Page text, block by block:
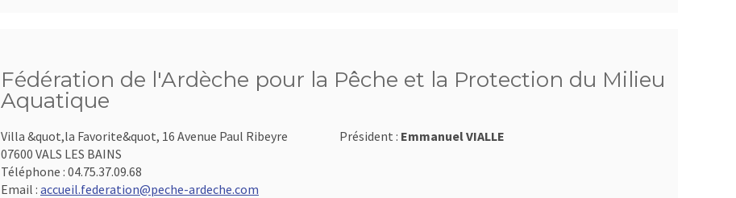
Fédération de l'Ardèche pour la Pêche et la Protection du Milieu
Aquatique
Villa &quot,la Favorite&quot, 16 Avenue Paul Ribeyre
07600 VALS LES BAINS
Téléphone : 04.75.37.09.68
Email : accueil.federation@peche-ardeche.com
Président : Emmanuel VIALLE